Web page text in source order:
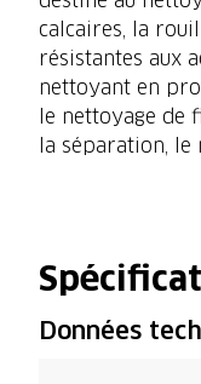
calcaires, la
résistantes aux
nettoyant en
le nettoyage
la séparation,
Données